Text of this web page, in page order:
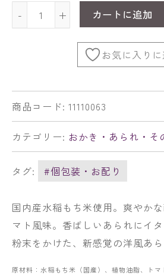
- + カートに追加
お気に入り
商品コード: 11110063
カテゴリー: おかき・あられ・そ
タグ: #個包装・お配り
国内産水稲もち米使用。爽やか
マト風味。香ばしいあられにイ
粉末をかけた、新感覚の洋風あら
原材料：水稲もち米（国産）、植物油脂、ト